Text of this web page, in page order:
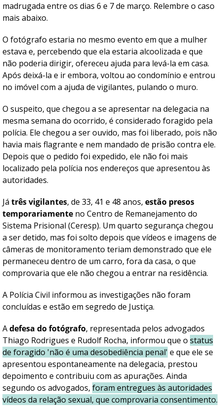
madrugada entre os dias 6 e 7 de março. Relembre o caso
mais abaixo.
O fotógrafo estaria no mesmo evento em que a mulher
estava e, percebendo que ela estaria alcoolizada e que
não poderia dirigir, ofereceu ajuda para levá-la em casa.
Após deixá-la e ir embora, voltou ao condomínio e entrou
no imóvel com a ajuda de vigilantes, pulando o muro.
O suspeito, que chegou a se apresentar na delegacia na
mesma semana do ocorrido, é considerado foragido pela
polícia. Ele chegou a ser ouvido, mas foi liberado, pois não
havia mais flagrante e nem mandado de prisão contra ele.
Depois que o pedido foi expedido, ele não foi mais
localizado pela polícia nos endereços que apresentou às
autoridades.
Já três vigilantes, de 33, 41 e 48 anos, estão presos
temporariamente no Centro de Remanejamento do
Sistema Prisional (Ceresp). Um quarto segurança chegou
a ser detido, mas foi solto depois que vídeos e imagens de
câmeras de monitoramento teriam demonstrado que ele
permaneceu dentro de um carro, fora da casa, o que
comprovaria que ele não chegou a entrar na residência.
A Polícia Civil informou as investigações não foram
concluídas e estão em segredo de Justiça.
Adefesa do fotógrafo, representada pelos advogados
Thiago Rodrigues e Rudolf Rocha, informou que o status
de foragido 'não é uma desobediência penal' e que ele se
apresentou espontaneamente na delegacia, prestou
depoimento e contribuiu com as apurações. Ainda
segundo os advogados, foram entregues às autoridades
vídeos da relação sexual, que comprovaria consentimento.